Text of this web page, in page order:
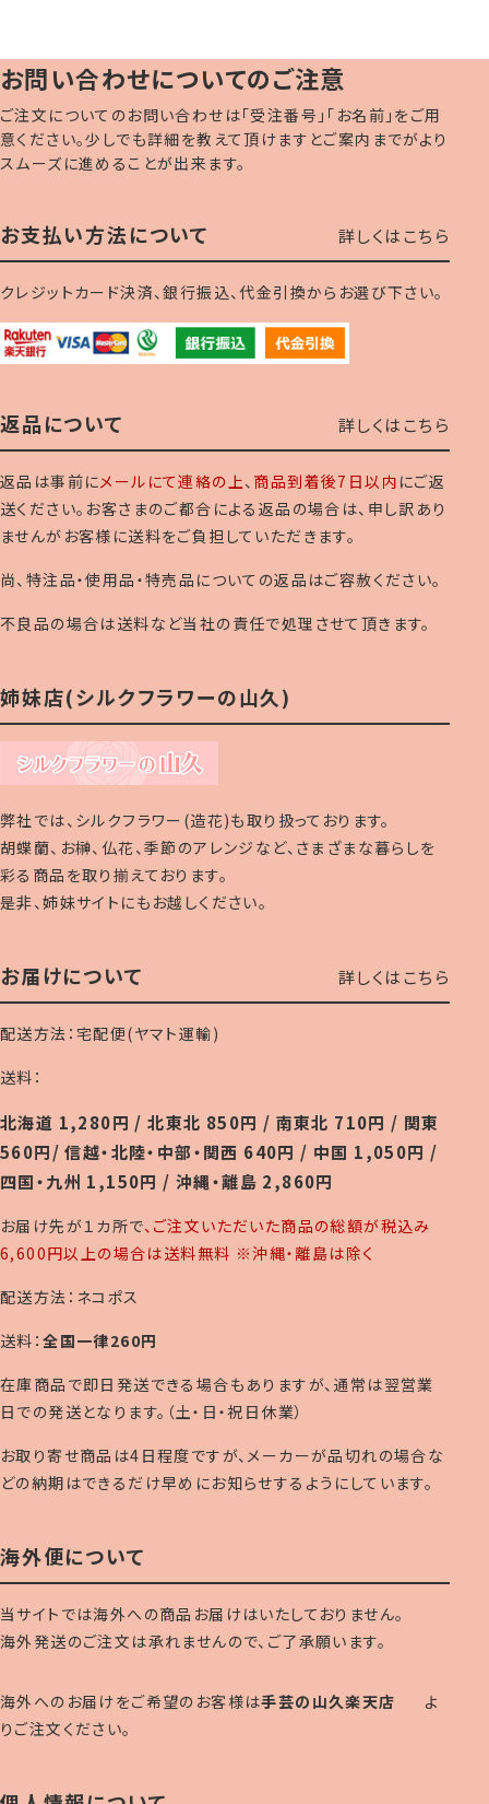
お問い合わせについてのご注意
ご注文についてのお問い合わせは「受注番号」「お名前」をご用
意ください。少しでも詳細を教えて頂けますとご案内までがより
スムーズに進めることが出来ます。
お支払い方法について 詳しくはこちら
クレジットカード決済、銀行振込、代金引換からお選び下さい。
返品について 詳しくはこちら
返品は事前にメールにて連絡の上、 商品到着後7日以内 にご返
送ください。お客さまのご都合による返品の場合は、申し訳あり
ませんがお客様に送料をご負担していただきます。
尚、特注品・使用品・特売品についての返品はご容赦ください。
不良品の場合は送料など当社の責任で処理させて頂きます。
姉妹店(シルクフラワーの山久)
弊社では、シルクフラワー(造花)も取り扱っております。
胡蝶蘭、お榊、仏花、季節のアレンジなど、さまざまな暮らしを
彩る商品を取り揃えております。
是非、姉妹サイトにもお越しください。
お届けについて 詳しくはこちら
配送方法：宅配便(ヤマト運輸)
送料：
北海道 1,280円 / 北東北 850円 / 南東北 710円 / 関東
560円/ 信越・北陸・中部・関西 640円 / 中国 1,050円 /
四国・九州 1,150円 / 沖縄・離島 2,860円
お届け先が１カ所で、ご注文いただいた商品の総額が税込み
6,600円以上の場合は送料無料 ※沖縄・離島は除く
配送方法：ネコポス
送料：全国一律260円
在庫商品で即日発送できる場合もありますが、通常は翌営業
日での発送となります。（土・日・祝日休業）
お取り寄せ商品は4日程度ですが、メーカーが品切れの場合な
どの納期はできるだけ早めにお知らせするようにしています。
海外便について
当サイトでは海外への商品お届けはいたしておりません。
海外発送のご注文は承れませんので、ご了承願います。
海外へのお届けをご希望のお客様は手芸の山久楽天店
よ
りご注文ください。